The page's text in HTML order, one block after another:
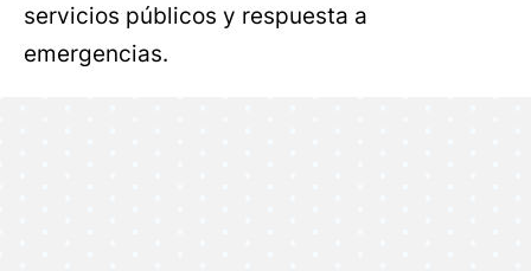
servicios públicos y respuesta a
emergencias.